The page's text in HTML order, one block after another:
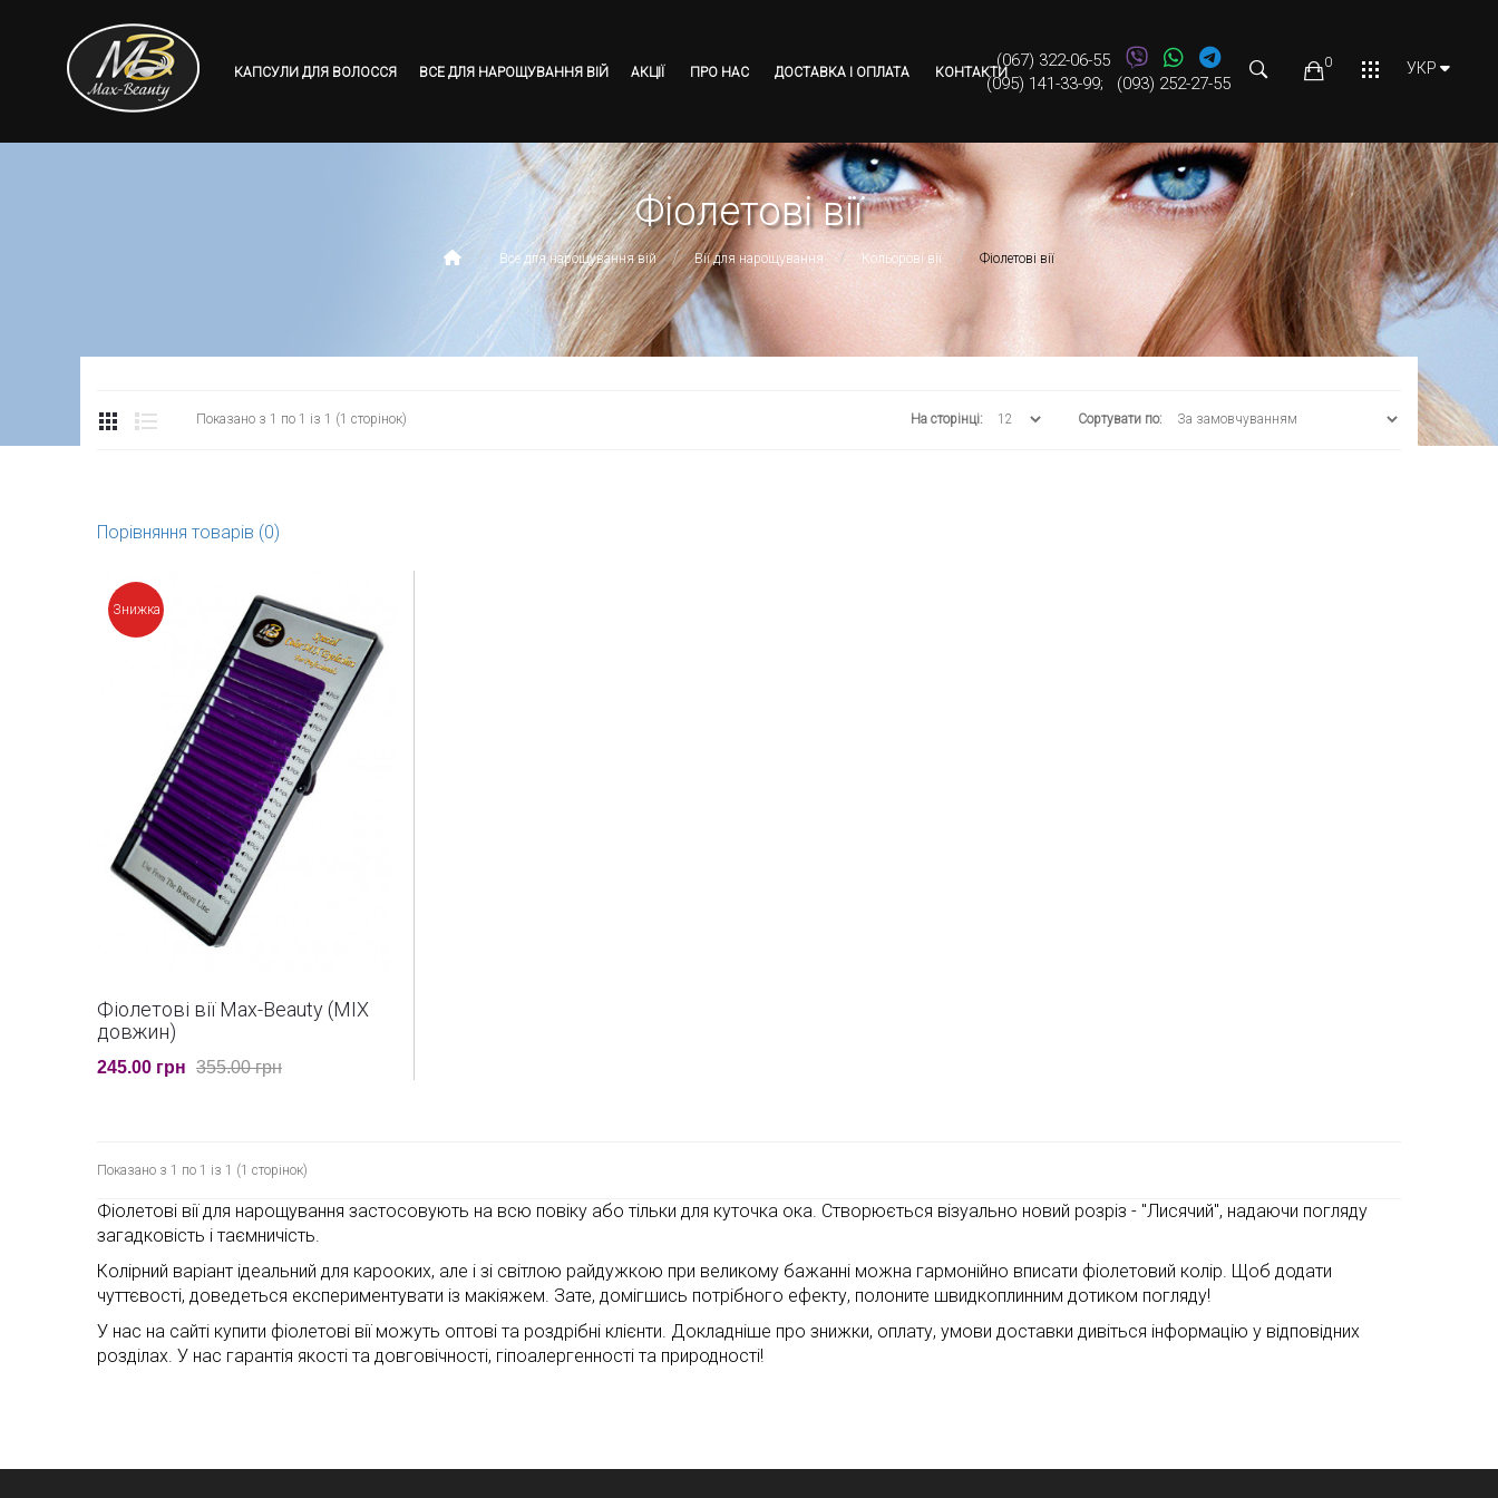
КАПСУЛИ ДЛЯ ВОЛОССЯ ВСЕ ДЛЯ НАРОЩУВАННЯ ВІЙ АКЦІЇ ПРО НАС ДОСТАВКА І ОПЛАТА КОНТАКТИ
(067) 322-06-55
(095) 141-33-99; (093) 252-27-55
0 УКР
Фіолетові вії
Все для нарощування вій Вії для нарощування Кольорові вії Фіолетові вії
Показано з 1 по 1 із 1 (1 сторінок) Сортувати по:
На сторінці:
Порівняння товарів (0)
Знижка
Фіолетові вії Max-Beauty (MIX
довжин)
245.00 грн 355.00 грн
Показано з 1 по 1 із 1 (1 сторінок)
Фіолетові вії для нарощування застосовують на всю повіку або тільки для куточка ока. Створюється візуально новий розріз - "Лисячий", надаючи погляду
загадковість і таємничість.
Колірний варіант ідеальний для карооких, але і зі світлою райдужкою при великому бажанні можна гармонійно вписати фіолетовий колір. Щоб додати
чуттєвості, доведеться експериментувати із макіяжем. Зате, домігшись потрібного ефекту, полоните швидкоплинним дотиком погляду!
У нас на сайті купити фіолетові вії можуть оптові та роздрібні клієнти. Докладніше про знижки, оплату, умови доставки дивіться інформацію у відповідних
розділах. У нас гарантія якості та довговічності, гіпоалергенності та природності!